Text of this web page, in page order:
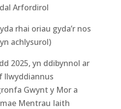
Arfordirol
rhai oriau gyda’r nos
achlysurol)
2025, yn ddibynnol ar
llwyddiannus
Gwynt y Mor a
Mentrau Iaith